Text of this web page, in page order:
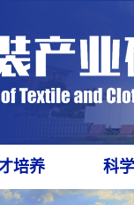
培养 科